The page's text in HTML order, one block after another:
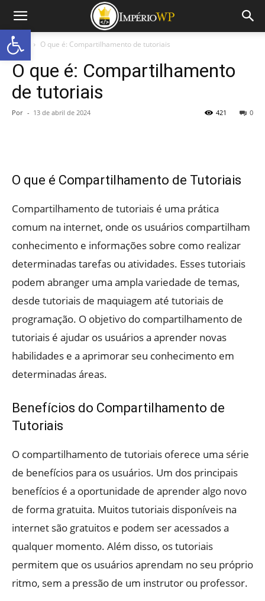
Início O que é: Compartilhamento de tutoriais
O que é: Compartilhamento
de tutoriais
Por - 13 de abril de 2024 0
421
O que é Compartilhamento de Tutoriais
Compartilhamento de tutoriais é uma prática
comum na internet, onde os usuários compartilham
conhecimento e informações sobre como realizar
determinadas tarefas ou atividades. Esses tutoriais
podem abranger uma ampla variedade de temas,
desde tutoriais de maquiagem até tutoriais de
programação. O objetivo do compartilhamento de
tutoriais é ajudar os usuários a aprender novas
habilidades e a aprimorar seu conhecimento em
determinadas áreas.
Benefícios do Compartilhamento de
Tutoriais
O compartilhamento de tutoriais oferece uma série
de benefícios para os usuários. Um dos principais
benefícios é a oportunidade de aprender algo novo
de forma gratuita. Muitos tutoriais disponíveis na
internet são gratuitos e podem ser acessados a
qualquer momento. Além disso, os tutoriais
permitem que os usuários aprendam no seu próprio
ritmo, sem a pressão de um instrutor ou professor.
Abrir a barra de ferramentas